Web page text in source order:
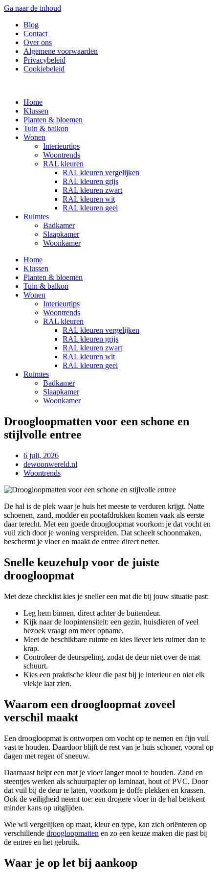
Ga naar de inhoud
Blog
Contact
Over ons
Algemene voorwaarden
Privacybeleid
Cookiebeleid
Home
Klussen
Planten & bloemen
Tuin & balkon
Wonen
Interieurtips
Woontrends
RAL kleuren
RAL kleuren vergelijken
RAL kleuren grijs
RAL kleuren zwart
RAL kleuren wit
RAL kleuren geel
Ruimtes
Badkamer
Slaapkamer
Woonkamer
Home
Klussen
Planten & bloemen
Tuin & balkon
Wonen
Interieurtips
Woontrends
RAL kleuren
RAL kleuren vergelijken
RAL kleuren grijs
RAL kleuren zwart
RAL kleuren wit
RAL kleuren geel
Ruimtes
Badkamer
Slaapkamer
Woonkamer
Droogloopmatten voor een schone en
stijlvolle entree
6 juli, 2026
dewoonwereld.nl
Woontrends
De hal is de plek waar je huis het meeste te verduren krijgt. Natte
schoenen, zand, modder en pootafdrukken komen vaak als eerste
daar terecht. Met een goede droogloopmat voorkom je dat vocht en
vuil zich door je woning verspreiden. Dat scheelt schoonmaken,
beschermt je vloer en maakt de entree direct netter.
Snelle keuzehulp voor de juiste
droogloopmat
Met deze checklist kies je sneller een mat die bij jouw situatie past:
Leg hem binnen, direct achter de buitendeur.
Kijk naar de loopintensiteit: een gezin, huisdieren of veel
bezoek vraagt om meer opname.
Meet de beschikbare ruimte en kies liever iets ruimer dan te
krap.
Controleer de deurspeling, zodat de deur niet over de mat
schuurt.
Kies een praktische kleur die past bij je interieur en niet elk
vlekje laat zien.
Waarom een droogloopmat zoveel
verschil maakt
Een droogloopmat is ontworpen om vocht op te nemen en fijn vuil
vast te houden. Daardoor blijft de rest van je huis schoner, vooral op
dagen met regen of sneeuw.
Daarnaast helpt een mat je vloer langer mooi te houden. Zand en
steentjes werken als schuurpapier op laminaat, hout of PVC. Door
dat vuil bij de deur te laten, voorkom je doffe plekken en krassen.
Ook de veiligheid neemt toe: een drogere vloer in de hal betekent
minder kans op uitglijden.
Wie wil vergelijken op maat, kleur en type, kan zich oriënteren op
verschillende droogloopmatten en zo een keuze maken die past bij
de entree en het gebruik.
Waar je op let bij aankoop